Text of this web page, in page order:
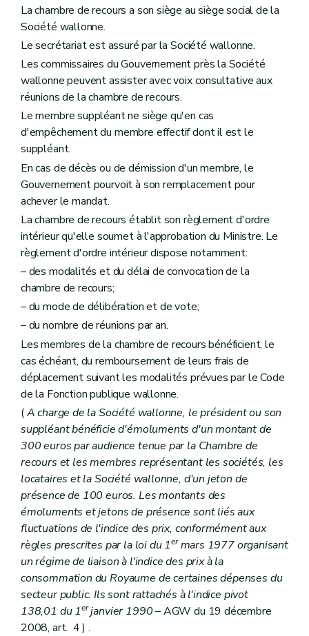
La chambre de recours a son siège au siège social de la
Société wallonne.
Le secrétariat est assuré par la Société wallonne.
Les commissaires du Gouvernement près la Société
wallonne peuvent assister avec voix consultative aux
réunions de la chambre de recours.
Le membre suppléant ne siège qu'en cas
d'empêchement du membre effectif dont il est le
suppléant.
En cas de décès ou de démission d'un membre, le
Gouvernement pourvoit à son remplacement pour
achever le mandat.
La chambre de recours établit son règlement d'ordre
intérieur qu'elle soumet à l'approbation du Ministre. Le
règlement d'ordre intérieur dispose notamment:
– des modalités et du délai de convocation de la
chambre de recours;
– du mode de délibération et de vote;
– du nombre de réunions par an.
Les membres de la chambre de recours bénéficient, le
cas échéant, du remboursement de leurs frais de
déplacement suivant les modalités prévues par le Code
de la Fonction publique wallonne.
(A charge de la Société wallonne, le président ou son
suppléant bénéficie d'émoluments d'un montant de
300 euros par audience tenue par la Chambre de
recours et les membres représentant les sociétés, les
locataires et la Société wallonne, d'un jeton de
présence de 100 euros. Les montants des
émoluments et jetons de présence sont liés aux
fluctuations de l'indice des prix, conformément aux
règles prescrites par la loi du 1ermars 1977 organisant
un régime de liaison à l'indice des prix à la
consommation du Royaume de certaines dépenses du
secteur public. Ils sont rattachés à l'indice pivot
138,01 du 1erjanvier 1990– AGW du 19 décembre
2008, art. 4 ) .